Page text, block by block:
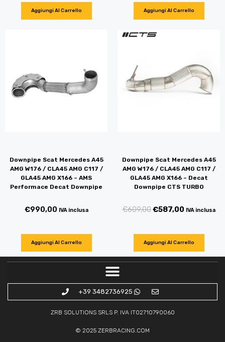
Aggiungi Al Carrello Aggiungi Al Carrello
Downpipe Scat Mercedes A45
AMG W176 / CLA45 AMG C117 /
GLA45 AMG X166 – AMS
Performace Decat Downpipe
€990,00 IVA inclusa
Aggiungi Al Carrello
Downpipe Scat Mercedes A45
AMG W176 / CLA45 AMG C117 /
GLA45 AMG X166 – Decat
Downpipe CTS TURBO
€609,00€587,00 IVA inclusa
Aggiungi Al Carrello
+39 3482736925
ZRB SOLUTIONS SRLS P. IVA IT02710790060
© 2025 ZERBRACING.COM